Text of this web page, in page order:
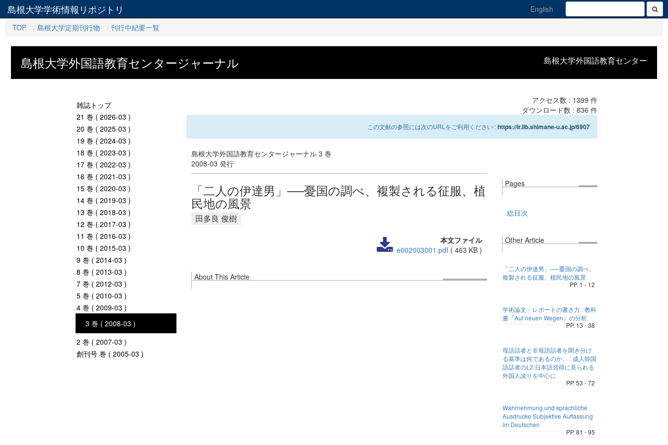
島根大学学術情報リポジトリ
English
TOP
島根大学定期刊行物 刊行中紀要一覧
島根大学外国語教育センター
島根大学外国語教育センタージャーナル
雑誌トップ
21 巻 ( 2026-03 )
20 巻 ( 2025-03 )
19 巻 ( 2024-03 )
18 巻 ( 2023-03 )
17 巻 ( 2022-03 )
16 巻 ( 2021-03 )
15 巻 ( 2020-03 )
14 巻 ( 2019-03 )
13 巻 ( 2018-03 )
12 巻 ( 2017-03 )
11 巻 ( 2016-03 )
10 巻 ( 2015-03 )
9 巻 ( 2014-03 )
8 巻 ( 2013-03 )
7 巻 ( 2012-03 )
5 巻 ( 2010-03 )
4 巻 ( 2009-03 )
3 巻 ( 2008-03 )
2 巻 ( 2007-03 )
創刊号 巻 ( 2005-03 )
アクセス数 : 1399 件
ダウンロード数 : 836 件
この文献の参照には次のURLをご利用ください :https://ir.lib.shimane-u.ac.jp/6907
島根大学外国語教育センタージャーナル 3 巻
2008-03 発行
「二人の伊達男」──憂国の調べ、複製される征服、植
民地の風景
田多良 俊樹
本文ファイル
e002003001.pdf (463 KB )
About This Article
Pages
総目次
Other Article
「二人の伊達男」──憂国の調べ、
複製される征服、植民地の風景
PP. 1 - 12
学術論文・レポートの書き方 : 教科
書『Auf neuen Wegen』の分析
PP. 13 - 38
母語話者と非母語話者を聞き分け
る基準は何であるのか。 : 成人韓国
語話者のL2 日本語習得に見られる
外国人訛りを中心に
PP. 53 - 72
Wahrnehmung und sprachliche
Ausdrucke Subjektive Auffassung
im Deutschen
PP. 81 - 95